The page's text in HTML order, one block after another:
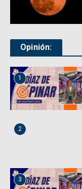
Opinión:
1
2
3